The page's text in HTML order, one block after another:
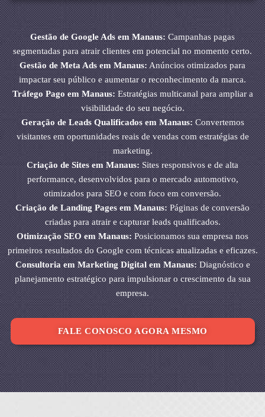
Gestão de Google Ads em Manaus:Campanhas pagas
segmentadas para atrair clientes em potencial no momento certo.
Gestão de Meta Ads em Manaus:Anúncios otimizados para
impactar seu público e aumentar o reconhecimento da marca.
Tráfego Pago em Manaus:Estratégias multicanal para ampliar a
visibilidade do seu negócio.
Geração de Leads Qualificados em Manaus:Convertemos
visitantes em oportunidades reais de vendas com estratégias de
marketing.
Criação de Sites em Manaus:Sites responsivos e de alta
performance, desenvolvidos para o mercado automotivo,
otimizados para SEO e com foco em conversão.
Criação de Landing Pages em Manaus:Páginas de conversão
criadas para atrair e capturar leads qualificados.
Otimização SEO em Manaus:Posicionamos sua empresa nos
primeiros resultados do Google com técnicas atualizadas e eficazes.
Consultoria em Marketing Digital em Manaus:Diagnóstico e
planejamento estratégico para impulsionar o crescimento da sua
empresa.
FALE CONOSCO AGORA MESMO